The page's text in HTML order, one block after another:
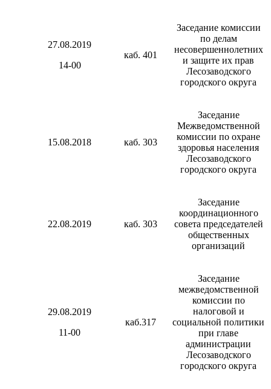
27.08.2019
14-00
каб. 401
Заседание комиссии
по делам
несовершеннолетних
и защите их прав
Лесозаводского
городского округа
15.08.2018 каб. 303
Заседание
Межведомственной
комиссии по охране
здоровья населения
Лесозаводского
городского округа
22.08.2019 каб. 303
Заседание
координационного
совета председателей
общественных
организаций
29.08.2019
11-00
каб.317
Заседание
межведомственной
комиссии по
налоговой и
социальной политики
при главе
администрации
Лесозаводского
городского округа